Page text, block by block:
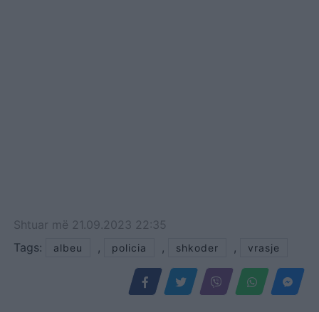
Shtuar më 21.09.2023 22:35
Tags:
albeu , policia , shkoder , vrasje